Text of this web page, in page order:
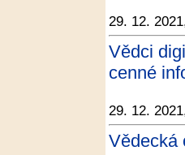
29. 12.
Vědci
cenné
29. 12.
Vědecká